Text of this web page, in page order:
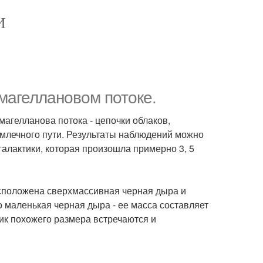
потоке.
потока - цепочки облаков,
пути. Результаты наблюдений можно
которая произошла примерно 3, 5
сверхмассивная черная дыра и
черная дыра - ее масса составляет
похожего размера встречаются и